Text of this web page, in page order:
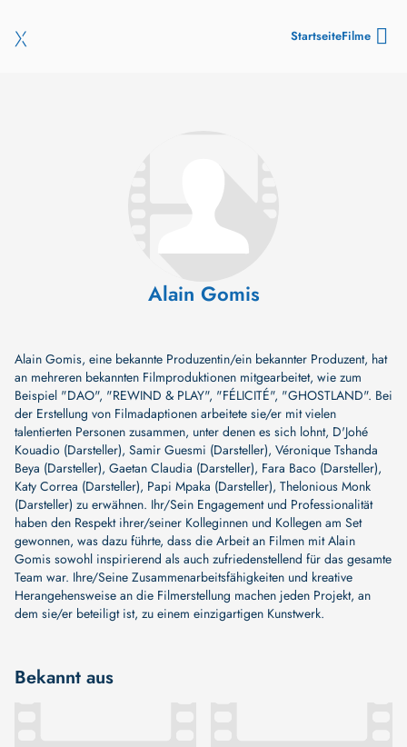
StartseiteFilme
Alain Gomis
Alain Gomis, eine bekannte Produzentin/ein bekannter Produzent, hat
an mehreren bekannten Filmproduktionen mitgearbeitet, wie zum
Beispiel "DAO", "REWIND & PLAY", "FÉLICITÉ", "GHOSTLAND". Bei
der Erstellung von Filmadaptionen arbeitete sie/er mit vielen
talentierten Personen zusammen, unter denen es sich lohnt, D'Johé
Kouadio (Darsteller), Samir Guesmi (Darsteller), Véronique Tshanda
Beya (Darsteller), Gaetan Claudia (Darsteller), Fara Baco (Darsteller),
Katy Correa (Darsteller), Papi Mpaka (Darsteller), Thelonious Monk
(Darsteller) zu erwähnen. Ihr/Sein Engagement und Professionalität
haben den Respekt ihrer/seiner Kolleginnen und Kollegen am Set
gewonnen, was dazu führte, dass die Arbeit an Filmen mit Alain
Gomis sowohl inspirierend als auch zufriedenstellend für das gesamte
Team war. Ihre/Seine Zusammenarbeitsfähigkeiten und kreative
Herangehensweise an die Filmerstellung machen jeden Projekt, an
dem sie/er beteiligt ist, zu einem einzigartigen Kunstwerk.
Bekannt aus